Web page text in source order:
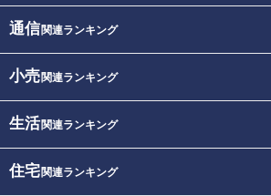
通信関連ランキング
小売関連ランキング
生活関連ランキング
住宅関連ランキング